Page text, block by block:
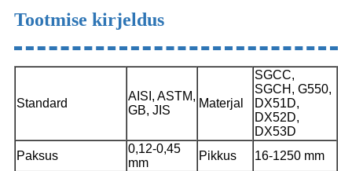
Tootmise kirjeldus
Standard
AISI, ASTM,
GB, JIS
Materjal
SGCC,
SGCH, G550,
DX51D,
DX52D,
DX53D
Paksus
0,12-0,45
mm
Pikkus 16-1250 mm